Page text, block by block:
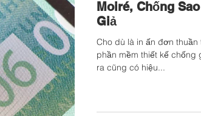
Moiré, Chống
Giả
Cho dù là in ấn đơn
phần mềm thiết kế
ra cũng có hiệu...